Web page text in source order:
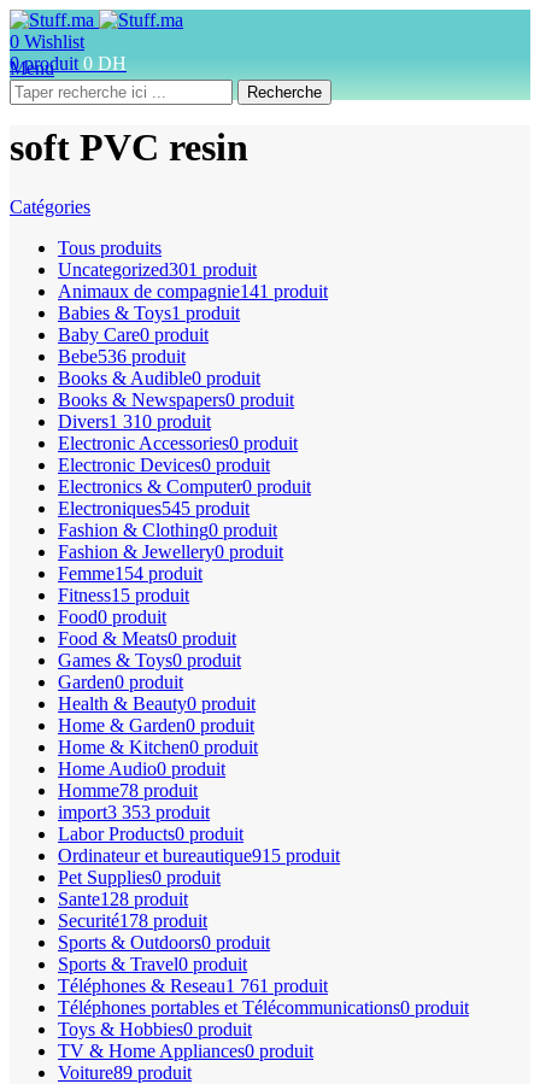
0 Wishlist
0produit 0 DH
Menu
Recherche
soft PVC resin
Catégories
Tous produits
Uncategorized301 produit
Animaux de compagnie141 produit
Babies & Toys1 produit
Baby Care0 produit
Bebe536 produit
Books & Audible0 produit
Books & Newspapers0 produit
Divers1 310 produit
Electronic Accessories0 produit
Electronic Devices0 produit
Electronics & Computer0 produit
Electroniques545 produit
Fashion & Clothing0 produit
Fashion & Jewellery0 produit
Femme154 produit
Fitness15 produit
Food0 produit
Food & Meats0 produit
Games & Toys0 produit
Garden0 produit
Health & Beauty0 produit
Home & Garden0 produit
Home & Kitchen0 produit
Home Audio0 produit
Homme78 produit
import3 353 produit
Labor Products0 produit
Ordinateur et bureautique915 produit
Pet Supplies0 produit
Sante128 produit
Securité178 produit
Sports & Outdoors0 produit
Sports & Travel0 produit
Téléphones & Reseau1 761 produit
Téléphones portables et Télécommunications0 produit
Toys & Hobbies0 produit
TV & Home Appliances0 produit
Voiture89 produit